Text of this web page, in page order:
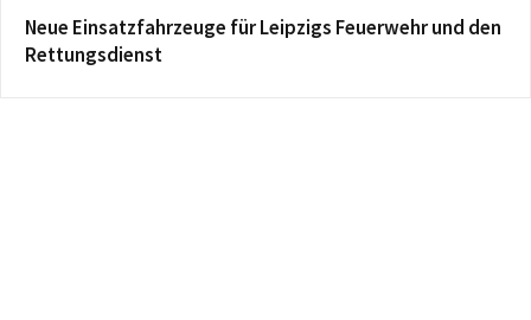
Neue Einsatzfahrzeuge für Leipzigs Feuerwehr und den
Rettungsdienst